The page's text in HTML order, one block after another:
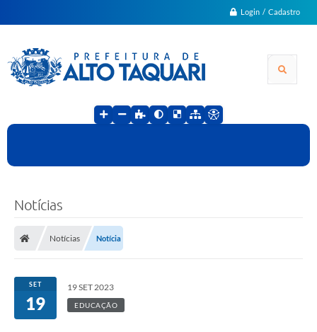
Login / Cadastro
Notícias
Notícias Notícia
SET
19
19 SET 2023
EDUCAÇÃO